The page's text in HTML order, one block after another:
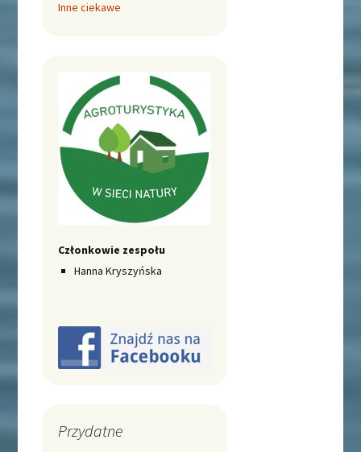
Inne ciekawe
Członkowie zespołu
Hanna Kryszyńska
Przydatne